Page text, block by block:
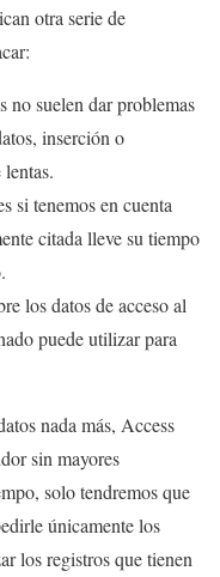
otra serie de
no suelen dar problemas
inserción o
si tenemos en cuenta
citada lleve su tiempo
los datos de acceso al
puede utilizar para
nada más, Access
sin mayores
solo tendremos que
únicamente los
los registros que tienen